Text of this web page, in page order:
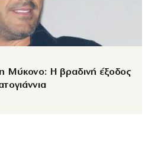
Μύκονο: Η βραδινή έξοδος